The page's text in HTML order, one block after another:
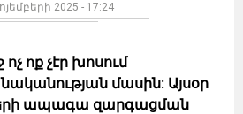
2025 - 17:24
ոք չէր խոսում
մասին: Այսօր
ապագա զարգացման